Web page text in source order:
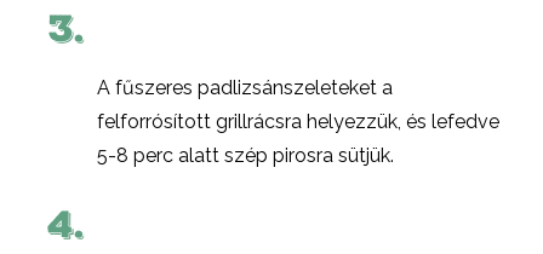
3.
A fűszeres padlizsánszeleteket a
felforrósított grillrácsra helyezzük, és lefedve
5-8 perc alatt szép pirosra sütjük.
4.